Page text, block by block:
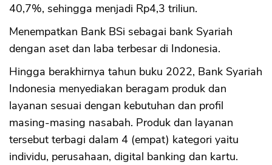
40,7%, sehingga menjadi Rp4,3 triliun.
Menempatkan Bank BSi sebagai bank Syariah
dengan aset dan laba terbesar di Indonesia.
Hingga berakhirnya tahun buku 2022, Bank Syariah
Indonesia menyediakan beragam produk dan
layanan sesuai dengan kebutuhan dan profil
masing-masing nasabah. Produk dan layanan
tersebut terbagi dalam 4 (empat) kategori yaitu
individu, perusahaan, digital banking dan kartu.